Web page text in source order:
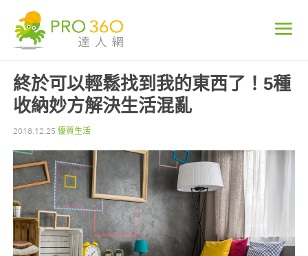
終於可以輕鬆找到我的東西了！5種
收納妙方解決生活混亂
2018.12.25 優質生活